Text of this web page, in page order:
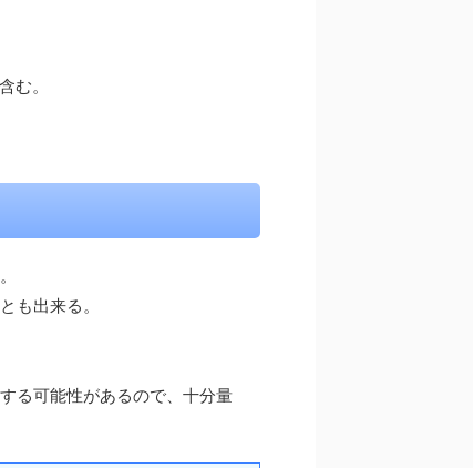
む。
も出来る。
る可能性があるので、十分量